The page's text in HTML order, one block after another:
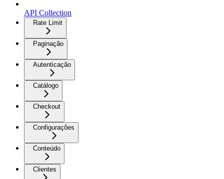
API Collection
Rate Limit
Paginação
Autenticação
Catálogo
Checkout
Configurações
Conteúdo
Clientes